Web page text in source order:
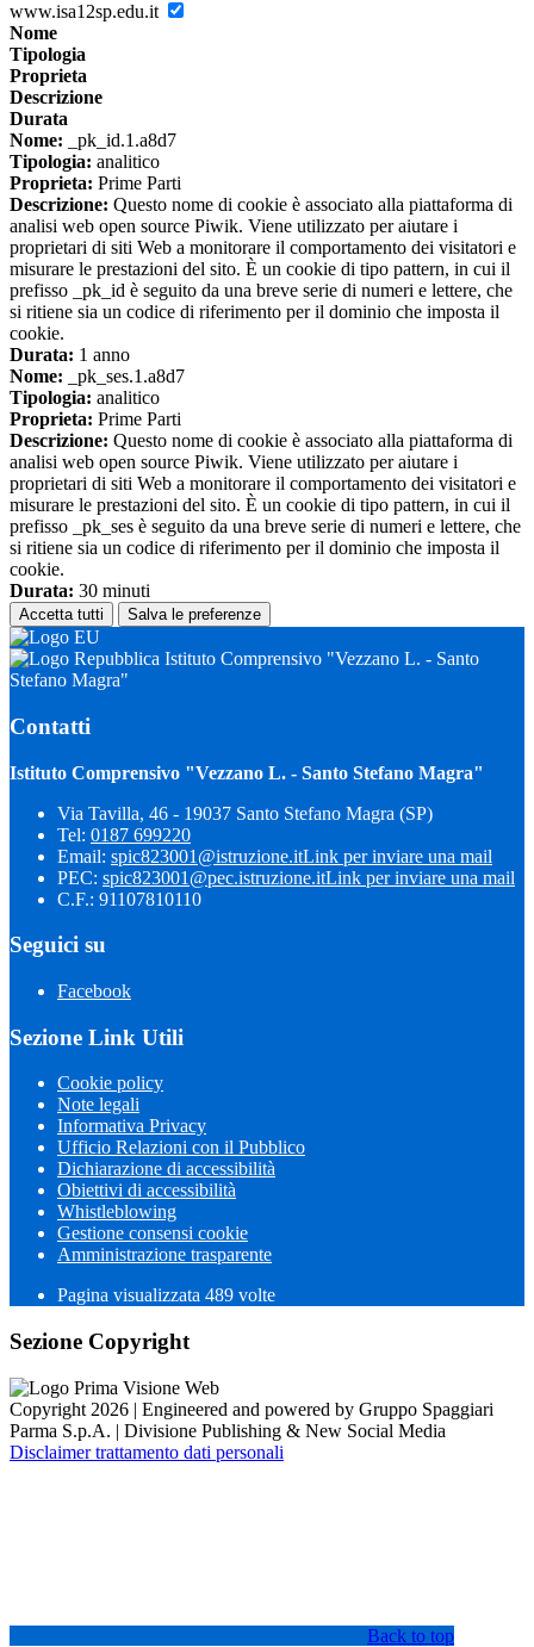
www.isa12sp.edu.it
Nome
Tipologia
Proprieta
Descrizione
Durata
Nome: _pk_id.1.a8d7
Tipologia: analitico
Proprieta: Prime Parti
Descrizione: Questo nome di cookie è associato alla piattaforma di
analisi web open source Piwik. Viene utilizzato per aiutare i
proprietari di siti Web a monitorare il comportamento dei visitatori e
misurare le prestazioni del sito. È un cookie di tipo pattern, in cui il
prefisso _pk_id è seguito da una breve serie di numeri e lettere, che
si ritiene sia un codice di riferimento per il dominio che imposta il
cookie.
Durata: 1 anno
Nome: _pk_ses.1.a8d7
Tipologia: analitico
Proprieta: Prime Parti
Descrizione: Questo nome di cookie è associato alla piattaforma di
analisi web open source Piwik. Viene utilizzato per aiutare i
proprietari di siti Web a monitorare il comportamento dei visitatori e
misurare le prestazioni del sito. È un cookie di tipo pattern, in cui il
prefisso _pk_ses è seguito da una breve serie di numeri e lettere, che
si ritiene sia un codice di riferimento per il dominio che imposta il
cookie.
Durata: 30 minuti
Accetta tutti Salva le preferenze
Istituto Comprensivo "Vezzano L. - Santo
Stefano Magra"
Contatti
Istituto Comprensivo "Vezzano L. - Santo Stefano Magra"
Via Tavilla, 46 - 19037 Santo Stefano Magra (SP)
Tel: 0187 699220
Email: spic823001@istruzione.itLink per inviare una mail
PEC: spic823001@pec.istruzione.itLink per inviare una mail
C.F.: 91107810110
Seguici su
Facebook
Sezione Link Utili
Cookie policy
Note legali
Informativa Privacy
Ufficio Relazioni con il Pubblico
Dichiarazione di accessibilità
Obiettivi di accessibilità
Whistleblowing
Gestione consensi cookie
Amministrazione trasparente
Pagina visualizzata 489 volte
Sezione Copyright
Copyright 2026 | Engineered and powered by Gruppo Spaggiari
Parma S.p.A. | Divisione Publishing & New Social Media
Disclaimer trattamento dati personali
Back to top